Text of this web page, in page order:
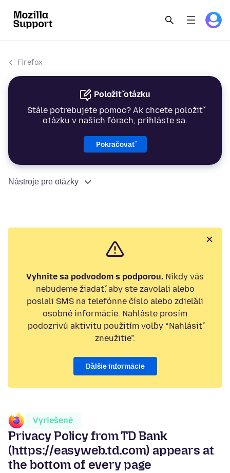
Firefox
Položiť otázku
Stále potrebujete pomoc? Ak chcete položiť
otázku v našich fórach, prihláste sa.
Pokračovať
Nástroje pre otázky
Vyhnite sa podvodom s podporou. Nikdy vás
nebudeme žiadať, aby ste zavolali alebo
poslali SMS na telefónne číslo alebo zdieľali
osobné informácie. Nahláste prosím
podozrivú aktivitu použitím voľby “Nahlásiť
zneužitie”.
Ďalšie informácie
Vyriešené
Privacy Policy from TD Bank
(https://easyweb.td.com) appears at
the bottom of every page